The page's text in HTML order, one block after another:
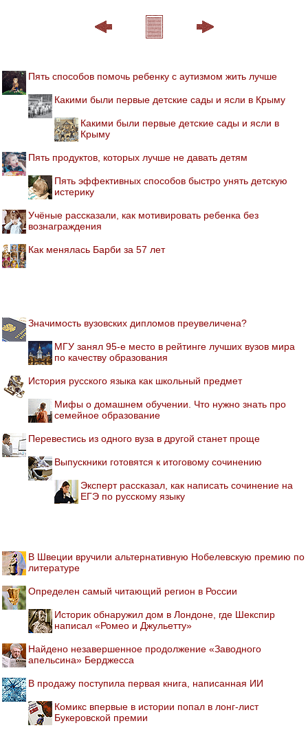
Пять способов помочь ребенку с аутизмом жить лучше
Какими были первые детские сады и ясли в Крыму
Какими были первые детские сады и ясли в
Крыму
Пять продуктов, которых лучше не давать детям
Пять эффективных способов быстро унять детскую
истерику
Учёные рассказали, как мотивировать ребенка без
вознаграждения
Как менялась Барби за 57 лет
Значимость вузовских дипломов преувеличена?
МГУ занял 95-е место в рейтинге лучших вузов мира
по качеству образования
История русского языка как школьный предмет
Мифы о домашнем обучении. Что нужно знать про
семейное образование
Перевестись из одного вуза в другой станет проще
Выпускники готовятся к итоговому сочинению
Эксперт рассказал, как написать сочинение на
ЕГЭ по русскому языку
В Швеции вручили альтернативную Нобелевскую премию по
литературе
Определен самый читающий регион в России
Историк обнаружил дом в Лондоне, где Шекспир
написал «Ромео и Джульетту»
Найдено незавершенное продолжение «Заводного
апельсина» Берджесса
В продажу поступила первая книга, написанная ИИ
Комикс впервые в истории попал в лонг-лист
Букеровской премии